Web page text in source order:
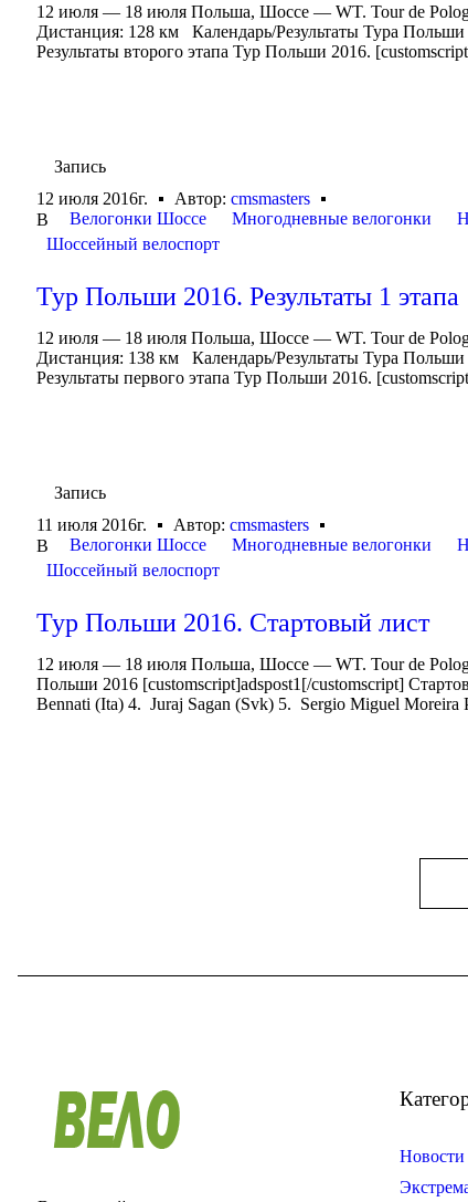
12 июля — 18 июля Польша, Шоссе — WT. Tour de
Дистанция: 128 км Календарь/Результаты Тура
Результаты второго этапа Тур Польши 2016.
Запись
12 июля 2016г.
Автор:cmsmasters
В
Велогонки Шоссе Многодневные велогонки
Шоссейный велоспорт
Тур Польши 2016. Результаты 1 этапа
12 июля — 18 июля Польша, Шоссе — WT. Tour de
Дистанция: 138 км Календарь/Результаты Тура
Результаты первого этапа Тур Польши 2016.
Запись
11 июля 2016г.
Автор:cmsmasters
В
Велогонки Шоссе Многодневные велогонки
Шоссейный велоспорт
Тур Польши 2016. Стартовый лист
12 июля — 18 июля Польша, Шоссе — WT. Tour de
Польши 2016 [customscript]adspost1[/customscript]
Bennati (Ita) 4. Juraj Sagan (Svk) 5. Sergio Miguel Moreira
Новости